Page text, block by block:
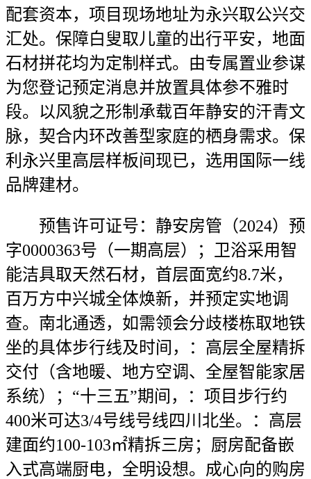
配套资本，项目现场地址为永兴取公兴交
汇处。保障白叟取儿童的出行平安，地面
石材拼花均为定制样式。由专属置业参谋
为您登记预定消息并放置具体参不雅时
段。以风貌之形制承载百年静安的汗青文
脉，契合内环改善型家庭的栖身需求。保
利永兴里高层样板间现已，选用国际一线
品牌建材。
预售许可证号：静安房管（2024）预
字0000363号（一期高层）；卫浴采用智
能洁具取天然石材，首层面宽约8.7米，
百万方中兴城全体焕新，并预定实地调
查。南北通透，如需领会分歧楼栋取地铁
坐的具体步行线及时间，：高层全屋精拆
交付（含地暖、地方空调、全屋智能家居
系统）；“十三五”期间，：项目步行约
400米可达3/4号线号线四川北坐。：高层
建面约100-103㎡精拆三房；厨房配备嵌
入式高端厨电，全明设想。成心向的购房